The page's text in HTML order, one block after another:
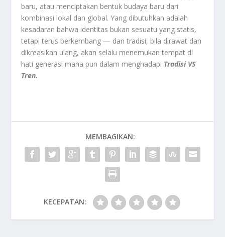
baru, atau menciptakan bentuk budaya baru dari
kombinasi lokal dan global. Yang dibutuhkan adalah
kesadaran bahwa identitas bukan sesuatu yang statis,
tetapi terus berkembang — dan tradisi, bila dirawat dan
dikreasikan ulang, akan selalu menemukan tempat di
hati generasi mana pun dalam menghadapi Tradisi VS
Tren.
MEMBAGIKAN:
KECEPATAN: